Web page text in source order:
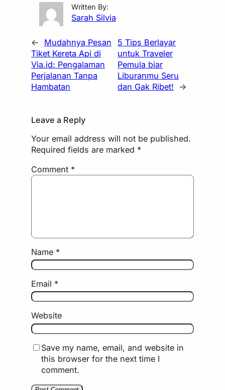
Written By:
Sarah Silvia
←
Mudahnya Pesan
Tiket Kereta Api di
Via.id: Pengalaman
Perjalanan Tanpa
Hambatan
5 Tips Berlayar
untuk Traveler
Pemula biar
Liburanmu Seru
dan Gak Ribet!
→
Leave a Reply
Your email address will not be published.
Required fields are marked *
Comment *
Name *
Email *
Website
Save my name, email, and website in
this browser for the next time I
comment.